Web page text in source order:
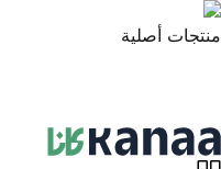
الضمان الرسمي